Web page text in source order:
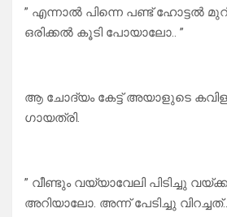
” എന്നാൽ പിന്നെ പണ്ട് ഹോട്ടൽ
ഒരിക്കൽ കൂടി പോയാലോ.. ”
ആ ചോദ്യം കേട്ട് അയാളുടെ
ഗായത്രി.
” വീണ്ടും വയ്യാവേലി പിടിച്ചു
അറിയാലോ. അന്ന് പേടിച്ചു